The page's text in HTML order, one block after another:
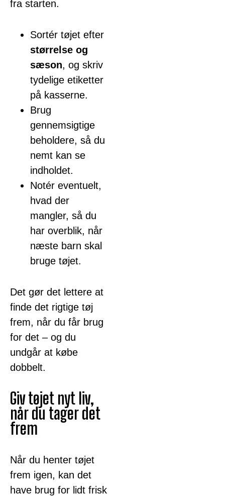
fra starten.
Sortér tøjet efter
størrelse og
sæson, og skriv
tydelige etiketter
på kasserne.
Brug
gennemsigtige
beholdere, så du
nemt kan se
indholdet.
Notér eventuelt,
hvad der
mangler, så du
har overblik, når
næste barn skal
bruge tøjet.
Det gør det lettere at
finde det rigtige tøj
frem, når du får brug
for det – og du
undgår at købe
dobbelt.
Giv tøjet nyt liv,
når du tager det
frem
Når du henter tøjet
frem igen, kan det
have brug for lidt frisk